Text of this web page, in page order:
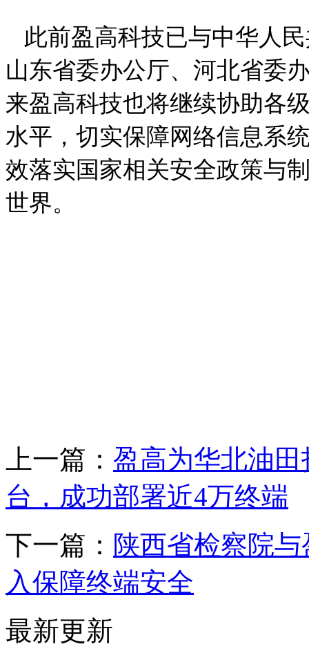
此前盈高科技已与中华人
山东省委办公厅、河北省委
来盈高科技也将继续协助各
水平，切实保障网络信息系
效落实国家相关安全政策与
世界。
上一篇： 盈高为华北油
台，成功部署近4万终端
下一篇： 陕西省检察院
入保障终端安全
最新更新